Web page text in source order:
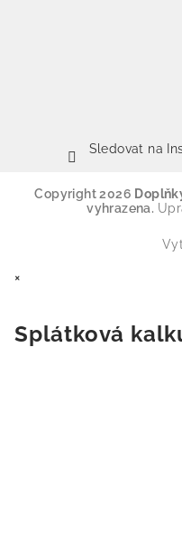
Sledovat na
Copyright 2026
vyhrazena.
×
Splátková